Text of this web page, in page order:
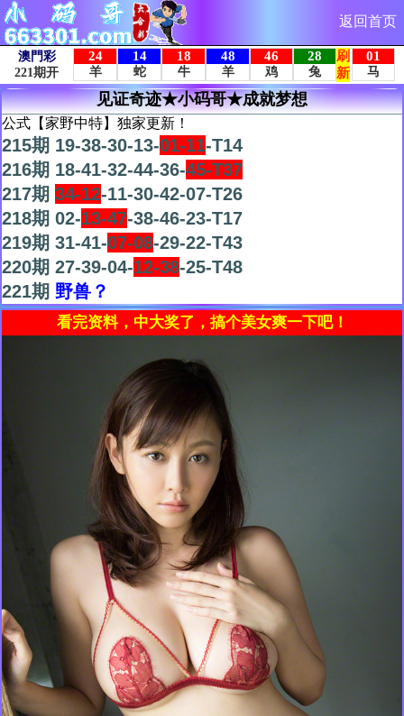
返回首页
见证奇迹★小码哥★成就梦想
公式【家野中特】独家更新！
215期 19-38-30-13-01-11-T14
216期 18-41-32-44-36-45-T37
217期 34-12-11-30-42-07-T26
218期 02-13-47-38-46-23-T17
219期 31-41-07-08-29-22-T43
220期 27-39-04-12-38-25-T48
221期 野兽？
看完资料，中大奖了，搞个美女爽一下吧！